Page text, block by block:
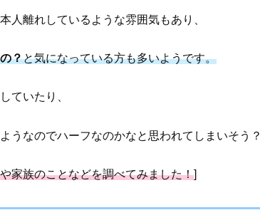
人離れしているような雰囲気もあり、
？と気になっている方も多いようです。
ていたり、
うなのでハーフなのかなと思われてしまいそう？
家族のことなどを調べてみました！]